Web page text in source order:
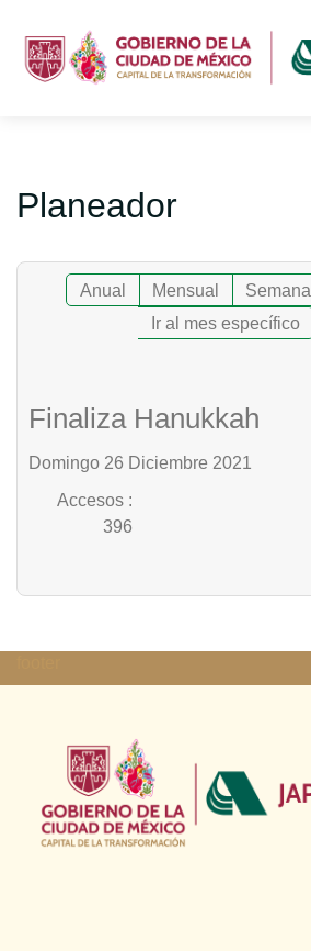
Planeador
Anual Mensual Semanal
Ir al mes específico
Finaliza Hanukkah
Domingo 26 Diciembre 2021
Accesos :
396